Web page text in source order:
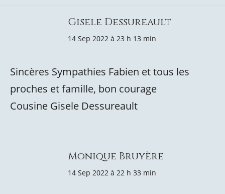
Gisele Dessureault
14 Sep 2022 à 23 h 13 min
Sincères Sympathies Fabien et tous les
proches et famille, bon courage
Cousine Gisele Dessureault
Monique Bruyère
14 Sep 2022 à 22 h 33 min